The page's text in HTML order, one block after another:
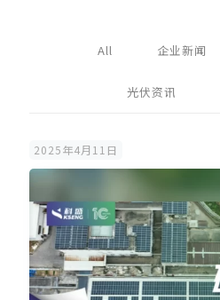
All 企业新闻
光伏资讯
2025年4月11日